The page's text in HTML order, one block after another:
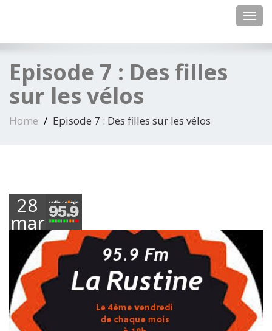
Episode 7 : Des filles
sur les vélos
Home Episode 7 : Des filles sur les vélos
28
mars
2019